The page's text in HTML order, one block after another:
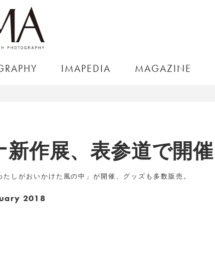
IMAPEDIA MAGAZINE
作展、表参道で開催
しがおいかけた風の中」が開催、グッズも多数販売。
2018